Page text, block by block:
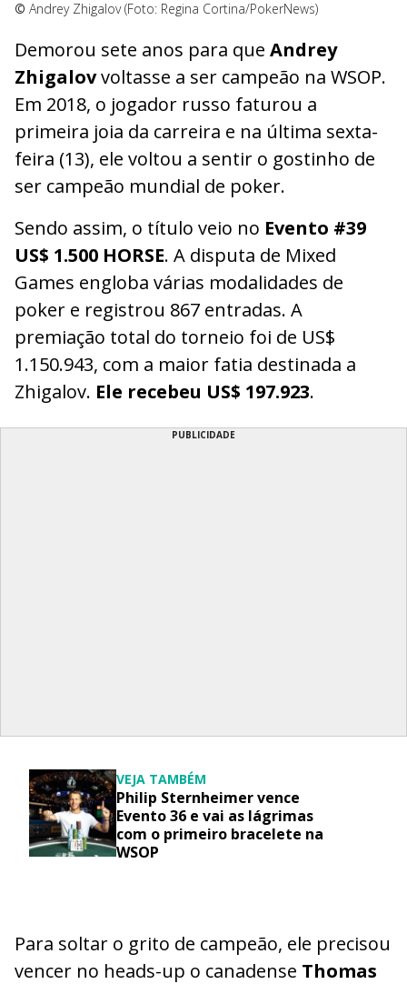
© Andrey Zhigalov (Foto: Regina Cortina/PokerNews)
Demorou sete anos para que Andrey
Zhigalovvoltasse a ser campeão na WSOP.
Em 2018, o jogador russo faturou a
primeira joia da carreira e na última sexta-
feira (13), ele voltou a sentir o gostinho de
ser campeão mundial de poker.
Sendo assim, o título veio no Evento #39
US$ 1.500 HORSE. A disputa de Mixed
Games engloba várias modalidades de
poker e registrou 867 entradas. A
premiação total do torneio foi de US$
1.150.943, com a maior fatia destinada a
Zhigalov. Ele recebeu US$ 197.923.
PUBLICIDADE
VEJA TAMBÉM
Philip Sternheimer vence
Evento 36 e vai as lágrimas
com o primeiro bracelete na
WSOP
Para soltar o grito de campeão, ele precisou
vencer no heads-up o canadense Thomas